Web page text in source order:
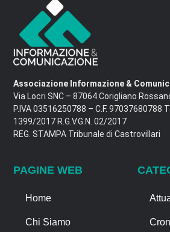
Associazione Informazione &
Via Locri SNC – 87064 Corigliano
P.IVA 03516250788 – C.F. 97037680788
1399/2017 R.G.V.G.N. 02/2017
REG. STAMPA Tribunale di Castrovillari
PAGINE WEB
Home
Chi Siamo